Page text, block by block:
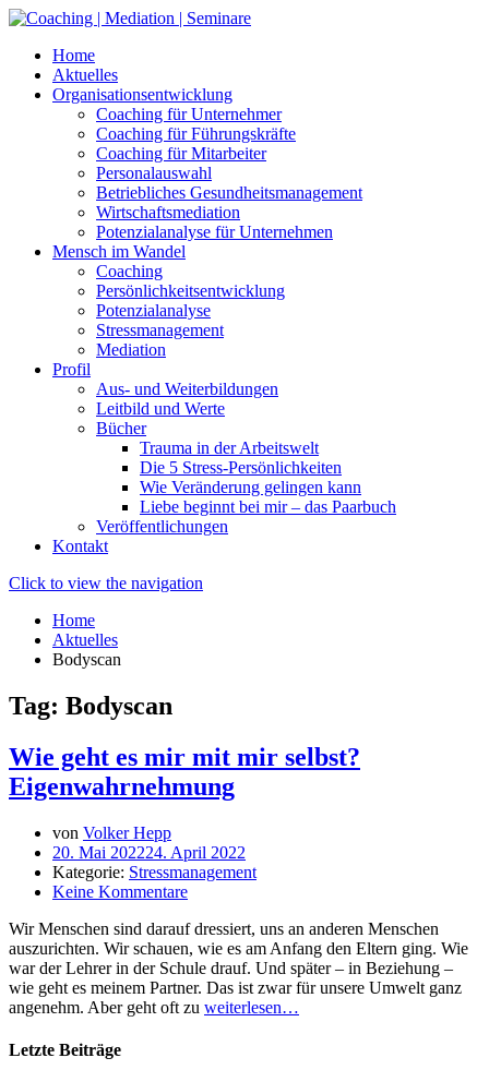
Skip
contentHome
Aktuelles
Organisationsentwicklung
Coaching für Unternehmer
Coaching für Führungskräfte
Coaching für Mitarbeiter
Personalauswahl
Betriebliches Gesundheitsmanagement
Wirtschaftsmediation
Potenzialanalyse für Unternehmen
Mensch im Wandel
Coaching
Persönlichkeitsentwicklung
Potenzialanalyse
Stressmanagement
Mediation
Profil
Aus- und Weiterbildungen
Leitbild und Werte
Bücher
Trauma in der Arbeitswelt
Die 5 Stress-Persönlichkeiten
Wie Veränderung gelingen kann
Liebe beginnt bei mir – das Paarbuch
Veröffentlichungen
Kontakt
Click to view the navigation
Home
Aktuelles
Bodyscan
Tag: Bodyscan
Wie geht es mir mit mir selbst?
Eigenwahrnehmung
von Volker Hepp
20. Mai 202224. April 2022
Kategorie: Stressmanagement
Keine Kommentare
Wir Menschen sind darauf dressiert, uns an anderen Menschen
auszurichten. Wir schauen, wie es am Anfang den Eltern ging. Wie
war der Lehrer in der Schule drauf. Und später – in Beziehung –
wie geht es meinem Partner. Das ist zwar für unsere Umwelt ganz
angenehm. Aber geht oft zu weiterlesen…
Letzte Beiträge